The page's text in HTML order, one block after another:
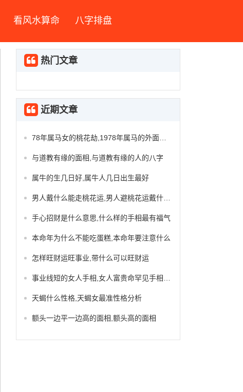
看风水算命 八字排盘
热门文章
近期文章
与道教有缘的面相,与道教有缘的人的八字
属牛的生几日好,属牛人几日出生最好
手心招财是什么意思,什么样的手相最有福气
本命年为什么不能吃蛋糕,本命年要注意什么
怎样旺财运旺事业,带什么可以旺财运
天蝎什么性格,天蝎女最准性格分析
额头一边平一边高的面相,额头高的面相